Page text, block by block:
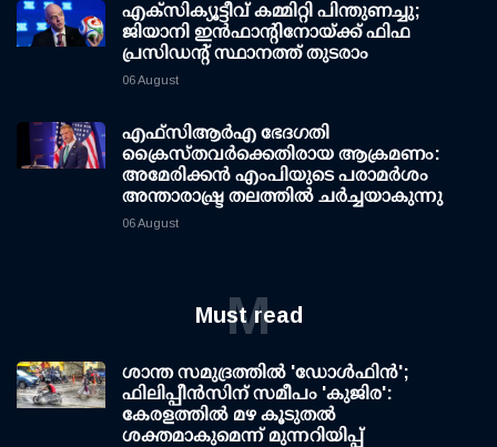
എക്സിക്യൂട്ടീവ് കമ്മിറ്റി പിന്തുണച്ചു;
ജിയാനി ഇന്‍ഫാന്റിനോയ്ക്ക് ഫിഫ
പ്രസിഡന്റ് സ്ഥാനത്ത് തുടരാം
06 August
എഫ്‌സി‌ആര്‍‌എ ഭേദഗതി
ക്രൈസ്തവർക്കെതിരായ ആക്രമണം:
അമേരിക്കൻ എംപിയുടെ പരാമർശം
അന്താരാഷ്ട്ര തലത്തിൽ ചർച്ചയാകുന്നു
06 August
Must read
M
ശാന്ത സമുദ്രത്തില്‍ 'ഡോള്‍ഫിന്‍';
ഫിലിപ്പീന്‍സിന് സമീപം 'കുജിര':
കേരളത്തില്‍ മഴ കൂടുതല്‍
ശക്തമാകുമെന്ന് മുന്നറിയിപ്പ്